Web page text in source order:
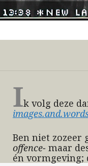
Ik volg deze
Ben niet zozeer
offence- maar
én vormgeving;